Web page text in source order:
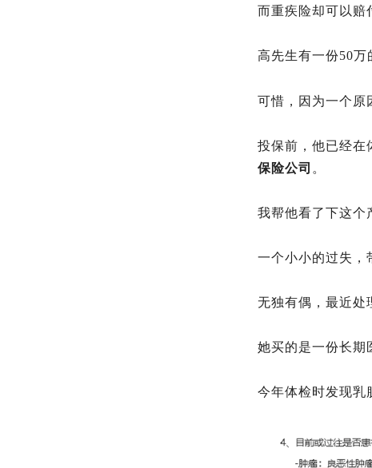
而重疾险却可以赔
高先生有一份50万
可惜，因为一个
投保前，他已经在
保险公司 。
我帮他看了下这个
一个小小的过失，
无独有偶，最近处
她买的是一份长期
今年体检时发现乳